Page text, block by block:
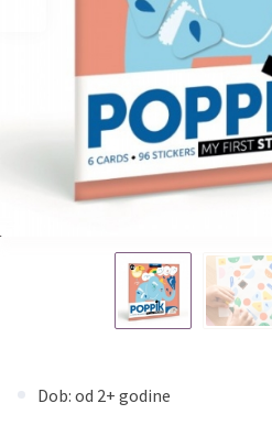
Dob: od 2+ godine